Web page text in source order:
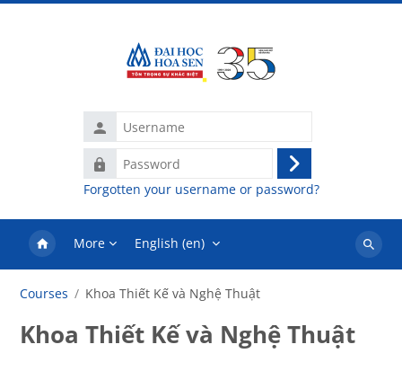
Username
Password
Log
in
Forgotten your username or password?
More English ‎(en)‎
Search
Courses Khoa Thiết Kế và Nghệ Thuật
Khoa Thiết Kế và Nghệ Thuật